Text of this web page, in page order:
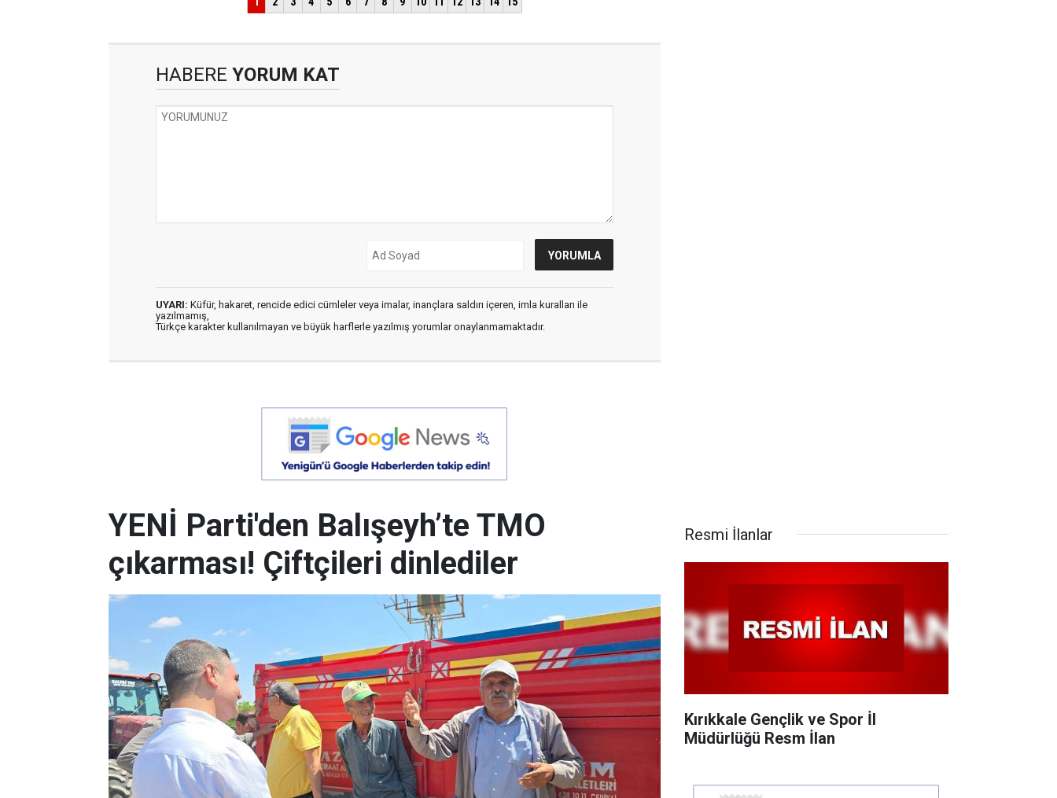
HABERE YORUM KAT
UYARI: Küfür, hakaret, rencide edici cümleler veya imalar, inançlara saldırı içeren, imla kuralları ile
yazılmamış,
Türkçe karakter kullanılmayan ve büyük harflerle yazılmış yorumlar onaylanmamaktadır.
YENİ Parti'den Balışeyh’te TMO
çıkarması! Çiftçileri dinlediler
Resmi İlanlar
Kırıkkale Gençlik ve Spor İl
Müdürlüğü Resm İlan